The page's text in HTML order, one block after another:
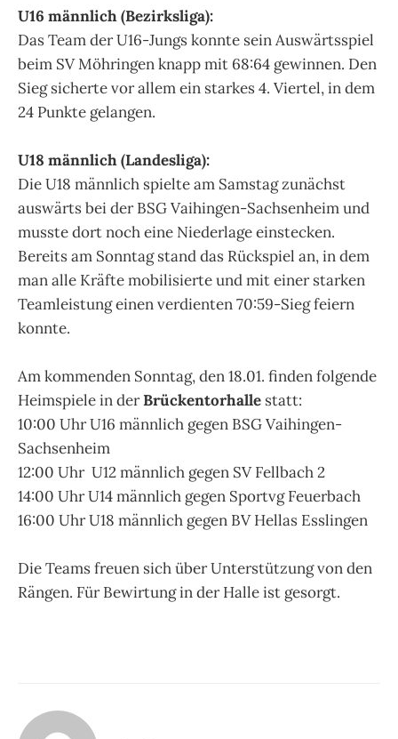
U16 männlich (Bezirksliga):
Das Team der U16-Jungs konnte sein Auswärtsspiel
beim SV Möhringen knapp mit 68:64 gewinnen. Den
Sieg sicherte vor allem ein starkes 4. Viertel, in dem
24 Punkte gelangen.
U18 männlich (Landesliga):
Die U18 männlich spielte am Samstag zunächst
auswärts bei der BSG Vaihingen-Sachsenheim und
musste dort noch eine Niederlage einstecken.
Bereits am Sonntag stand das Rückspiel an, in dem
man alle Kräfte mobilisierte und mit einer starken
Teamleistung einen verdienten 70:59-Sieg feiern
konnte.
Am kommenden Sonntag, den 18.01. finden folgende
Heimspiele in derBrückentorhalle statt:
10:00 Uhr U16 männlich gegen BSG Vaihingen-
Sachsenheim
12:00 Uhr U12 männlich gegen SV Fellbach 2
14:00 Uhr U14 männlich gegen Sportvg Feuerbach
16:00 Uhr U18 männlich gegen BV Hellas Esslingen
Die Teams freuen sich über Unterstützung von den
Rängen. Für Bewirtung in der Halle ist gesorgt.